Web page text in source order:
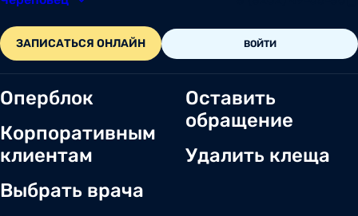
ЗАПИСАТЬСЯ ОНЛАЙН ВОЙТИ
Оперблок
Корпоративным
клиентам
Выбрать врача
Оставить
обращение
Удалить клеща